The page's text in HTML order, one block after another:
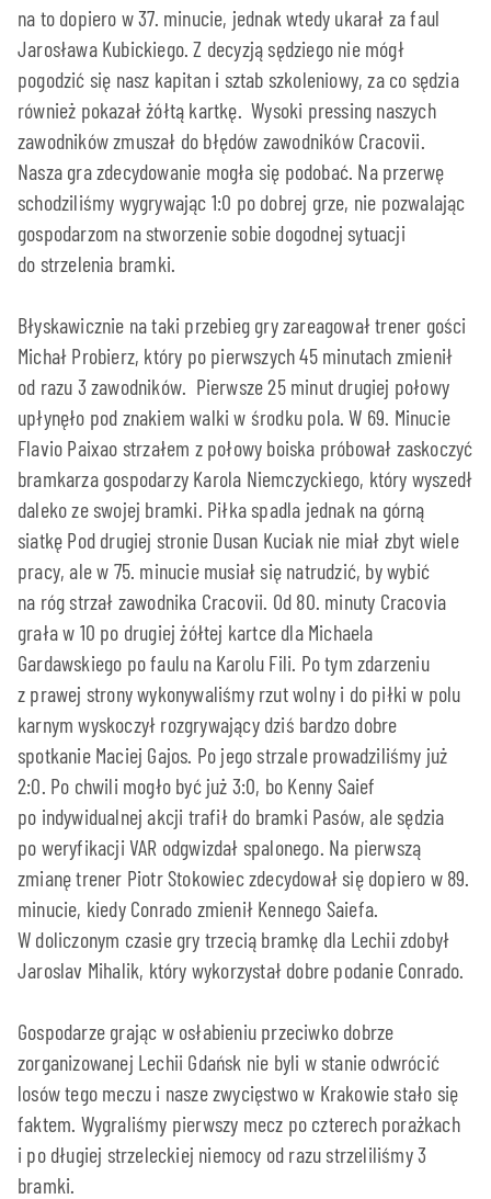
na to dopiero w 37. minucie, jednak wtedy ukarał za faul
Jarosława Kubickiego. Z decyzją sędziego nie mógł
pogodzić się nasz kapitan i sztab szkoleniowy, za co sędzia
również pokazał żółtą kartkę. Wysoki pressing naszych
zawodników zmuszał do błędów zawodników Cracovii.
Nasza gra zdecydowanie mogła się podobać. Na przerwę
schodziliśmy wygrywając 1:0 po dobrej grze, nie pozwalając
gospodarzom na stworzenie sobie dogodnej sytuacji
do strzelenia bramki.
Błyskawicznie na taki przebieg gry zareagował trener gości
Michał Probierz, który po pierwszych 45 minutach zmienił
od razu 3 zawodników. Pierwsze 25 minut drugiej połowy
upłynęło pod znakiem walki w środku pola. W 69. Minucie
Flavio Paixao strzałem z połowy boiska próbował zaskoczyć
bramkarza gospodarzy Karola Niemczyckiego, który wyszedł
daleko ze swojej bramki. Piłka spadla jednak na górną
siatkę Pod drugiej stronie Dusan Kuciak nie miał zbyt wiele
pracy, ale w 75. minucie musiał się natrudzić, by wybić
na róg strzał zawodnika Cracovii. Od 80. minuty Cracovia
grała w 10 po drugiej żółtej kartce dla Michaela
Gardawskiego po faulu na Karolu Fili. Po tym zdarzeniu
z prawej strony wykonywaliśmy rzut wolny i do piłki w polu
karnym wyskoczył rozgrywający dziś bardzo dobre
spotkanie Maciej Gajos. Po jego strzale prowadziliśmy już
2:0. Po chwili mogło być już 3:0, bo Kenny Saief
po indywidualnej akcji trafił do bramki Pasów, ale sędzia
po weryfikacji VAR odgwizdał spalonego. Na pierwszą
zmianę trener Piotr Stokowiec zdecydował się dopiero w 89.
minucie, kiedy Conrado zmienił Kennego Saiefa.
W doliczonym czasie gry trzecią bramkę dla Lechii zdobył
Jaroslav Mihalik, który wykorzystał dobre podanie Conrado.
Gospodarze grając w osłabieniu przeciwko dobrze
zorganizowanej Lechii Gdańsk nie byli w stanie odwrócić
losów tego meczu i nasze zwycięstwo w Krakowie stało się
faktem. Wygraliśmy pierwszy mecz po czterech porażkach
i po długiej strzeleckiej niemocy od razu strzeliliśmy 3
bramki.